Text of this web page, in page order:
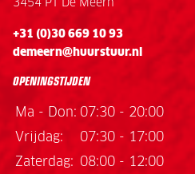
3454 PT De Meern
+31 (0)30 669 10 93
demeern@huurstuur.nl
OPENINGSTIJDEN
Ma - Don: 07:30 - 20:00
Vrijdag:
07:30 - 17:00
Zaterdag:
08:00 - 12:00